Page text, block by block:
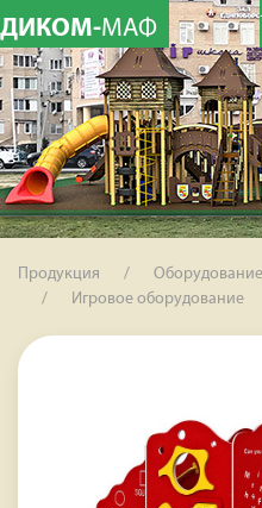
ДИКОМ-МАФ
Продукция
Игровое оборудование